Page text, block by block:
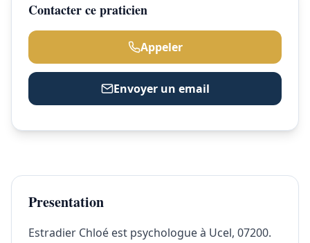
Contacter ce praticien
Appeler
Envoyer un email
Presentation
Estradier Chloé est psychologue à Ucel, 07200.